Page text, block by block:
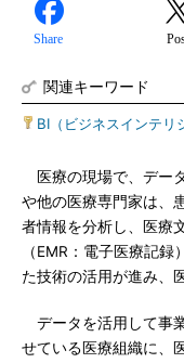
Share
関連キーワード
BI（ビジネスインテリ
医療の現場で、デー
や他の医療専門家は、
者情報を分析し、医療
（EMR：電子医療記
た技術の活用が進み、
データを活用して事
せている医療組織に、